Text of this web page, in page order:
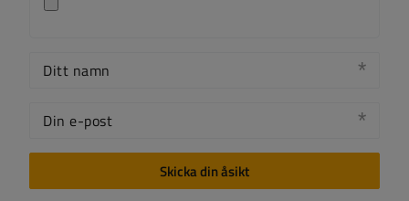
Ditt namn
Din e-post
Skicka din åsikt